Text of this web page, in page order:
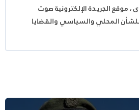
موقع الجريدة الإلكترونية صوت
المحلي والسياسي والقضايا